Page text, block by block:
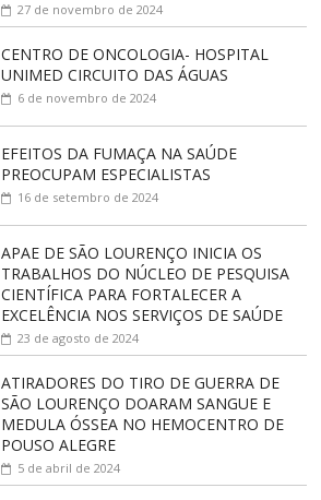
27 de novembro de 2024
CENTRO DE ONCOLOGIA- HOSPITAL
UNIMED CIRCUITO DAS ÁGUAS
6 de novembro de 2024
EFEITOS DA FUMAÇA NA SAÚDE
PREOCUPAM ESPECIALISTAS
16 de setembro de 2024
APAE DE SÃO LOURENÇO INICIA OS
TRABALHOS DO NÚCLEO DE PESQUISA
CIENTÍFICA PARA FORTALECER A
EXCELÊNCIA NOS SERVIÇOS DE SAÚDE
23 de agosto de 2024
ATIRADORES DO TIRO DE GUERRA DE
SÃO LOURENÇO DOARAM SANGUE E
MEDULA ÓSSEA NO HEMOCENTRO DE
POUSO ALEGRE
5 de abril de 2024